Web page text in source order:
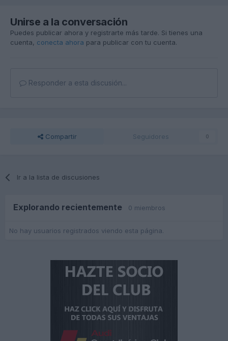
Unirse a la conversación
Puedes publicar ahora y registrarte más tarde. Si tienes una
cuenta, conecta ahora para publicar con tu cuenta.
Responder a esta discusión...
Compartir Seguidores 0
Ir a la lista de discusiones
Explorando recientemente 0 miembros
No hay usuarios registrados viendo esta página.